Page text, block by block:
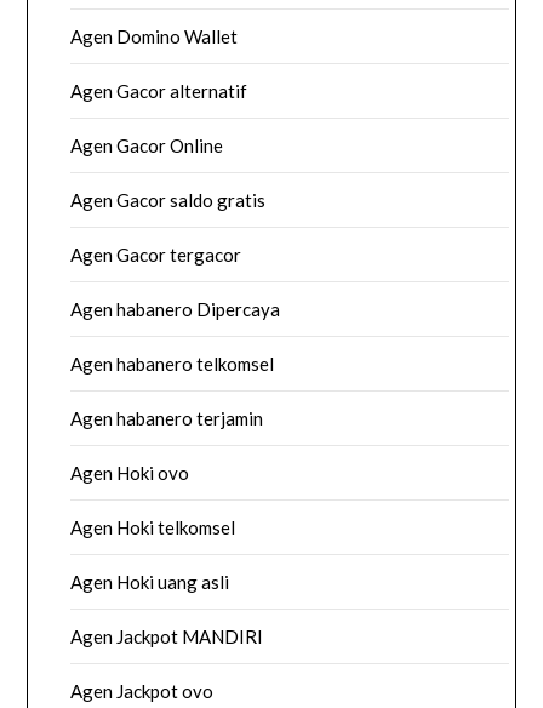
Agen Domino Wallet
Agen Gacor alternatif
Agen Gacor Online
Agen Gacor saldo gratis
Agen Gacor tergacor
Agen habanero Dipercaya
Agen habanero telkomsel
Agen habanero terjamin
Agen Hoki ovo
Agen Hoki telkomsel
Agen Hoki uang asli
Agen Jackpot MANDIRI
Agen Jackpot ovo